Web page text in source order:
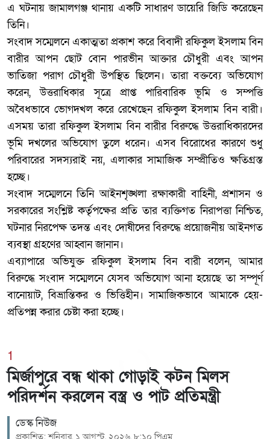
এ ঘটনায় জামালগঞ্জ থানায় একটি সাধারণ ডায়েরি জিডি করেছেন
তিনি।
‎সংবাদ সম্মেলনে একাত্মতা প্রকাশ করে বিবাদী রফিকুল ইসলাম বিন
বারীর আপন ছোট বোন পারভীন আক্তার চৌধুরী এবং আপন
ভাতিজা পরাগ চৌধুরী উপস্থিত ছিলেন। তারা বক্তব্যে অভিযোগ
করেন, উত্তরাধিকার সূত্রে প্রাপ্ত পারিবারিক ভূমি ও সম্পত্তি
অবৈধভাবে ভোগদখল করে রেখেছেন রফিকুল ইসলাম বিন বারী।
এসময় তারা রফিকুল ইসলাম বিন বারীর বিরুদ্ধে উত্তরাধিকারদের
ভূমি দখলের অভিযোগ তুলে ধরেন। এসব বিরোধের কারণে শুধু
পরিবারের সদস্যরাই নয়, এলাকার সামাজিক সম্প্রীতিও ক্ষতিগ্রস্ত
হচ্ছে।
‎সংবাদ সম্মেলনে তিনি আইনশৃঙ্খলা রক্ষাকারী বাহিনী, প্রশাসন ও
সরকারের সংশ্লিষ্ট কর্তৃপক্ষের প্রতি তার ব্যক্তিগত নিরাপত্তা নিশ্চিত,
ঘটনার নিরপেক্ষ তদন্ত এবং দোষীদের বিরুদ্ধে প্রয়োজনীয় আইনগত
ব্যবস্থা গ্রহণের আহ্বান জানান।
‎এব্যাপারে অভিযুক্ত রফিকুল ইসলাম বিন বারী বলেন, আমার
বিরুদ্ধে সংবাদ সম্মেলনে যেসব অভিযোগ আনা হয়েছে তা সম্পূর্ণ
বানোয়াট, বিভ্রান্তিকর ও ভিত্তিহীন। সামাজিকভাবে আমাকে হেয়-
প্রতিপন্ন করার চেষ্টা করা হচ্ছে।
1
মির্জাপুরে বন্ধ থাকা গোড়াই কটন মিলস
পরিদর্শন করলেন বস্ত্র ও পাট প্রতিমন্ত্রী
ডেস্ক নিউজ
প্রকাশিত: শনিবার, ১ আগস্ট, ২০২৬, ৮:১০ পিএম